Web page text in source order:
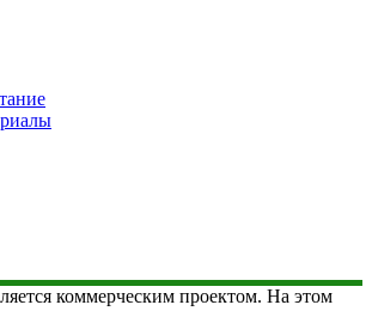
коммерческим проектом. На этом